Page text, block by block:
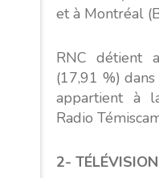
et à Montréal
RNC détient
(17,91 %)
appartient à
Radio
2- TÉLÉVISION